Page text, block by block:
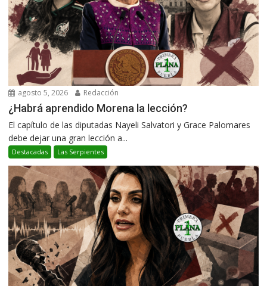
agosto 5, 2026 Redacción
¿Habrá aprendido Morena la lección?
El capítulo de las diputadas Nayeli Salvatori y Grace Palomares
debe dejar una gran lección a...
Destacadas Las Serpientes